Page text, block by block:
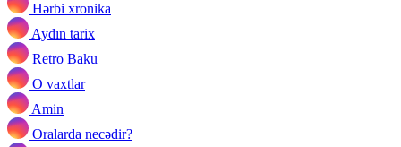
Hərbi xronika
Aydın tarix
Retro Baku
O vaxtlar
Amin
Oralarda necədir?